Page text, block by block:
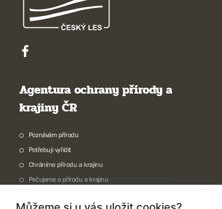
Agentura ochrany přírody a
krajiny ČR
Poznávám přírodu
Potřebuji vyřídit
Chráníme přírodu a krajinu
Pečujeme o přírodu a krajinu